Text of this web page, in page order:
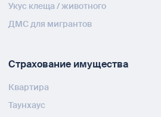
Укус клеща / животного
ДМС для мигрантов
Страхование имущества
Квартира
Таунхаус